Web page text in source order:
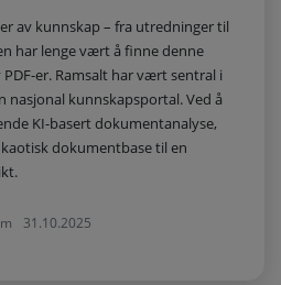
av kunnskap – fra utredninger til
har lenge vært å finne denne
er. Ramsalt har vært sentral i
nasjonal kunnskapsportal. Ved å
KI-basert dokumentanalyse,
dokumentbase til en
31.10.2025